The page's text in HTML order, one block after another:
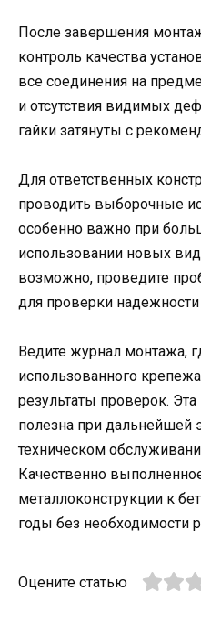
После завершения
контроль качества
все соединения на
и отсутствия видимых
гайки затянуты с
Для ответственных
проводить выборочные
особенно важно при
использовании новых
возможно, проведите
для проверки
Ведите журнал монтажа,
использованного
результаты проверок.
полезна при дальнейшей
техническом
Качественно
металлоконструкции к
годы без необходимости
Оцените статью